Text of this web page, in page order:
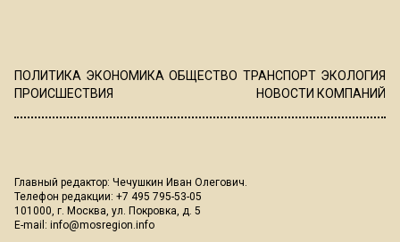
ПОЛИТИКА ЭКОНОМИКА ОБЩЕСТВО ТРАНСПОРТ ЭКОЛОГИЯ
ПРОИСШЕСТВИЯ
НОВОСТИ КОМПАНИЙ
Главный редактор: Чечушкин Иван Олегович.
Телефон редакции: +7 495 795-53-05
101000, г. Москва, ул. Покровка, д. 5
E-mail: info@mosregion.info